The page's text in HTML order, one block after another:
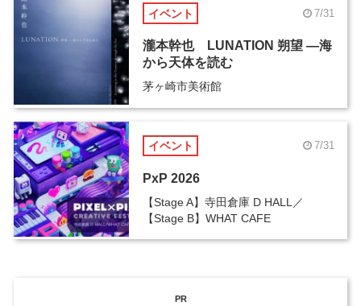
イベント 7/31
瀧本幹也 LUNATION 朔望 ―海
から天体を読む
茅ヶ崎市美術館
イベント 7/31
PxP 2026
【Stage A】寺田倉庫 D HALL／
【Stage B】WHAT CAFE
PR